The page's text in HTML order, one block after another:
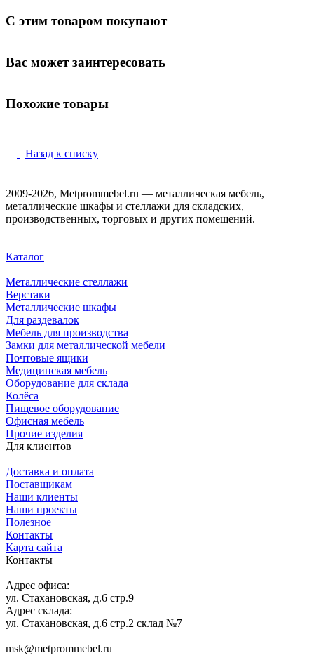
С этим товаром покупают
Вас может заинтересовать
Похожие товары
Назад к списку
2009-2026, Metprommebel.ru — металлическая мебель,
металлические шкафы и стеллажи для складских,
производственных, торговых и других помещений.
Каталог
Металлические стеллажи
Верстаки
Металлические шкафы
Для раздевалок
Мебель для производства
Замки для металлической мебели
Почтовые ящики
Медицинская мебель
Оборудование для склада
Колёса
Пищевое оборудование
Офисная мебель
Прочие изделия
Для клиентов
Доставка и оплата
Поставщикам
Наши клиенты
Наши проекты
Полезное
Контакты
Карта сайта
Контакты
Адрес офиса:
ул. Стахановская, д.6 стр.9
Адрес склада:
ул. Стахановская, д.6 стр.2 склад №7
msk@metprommebel.ru